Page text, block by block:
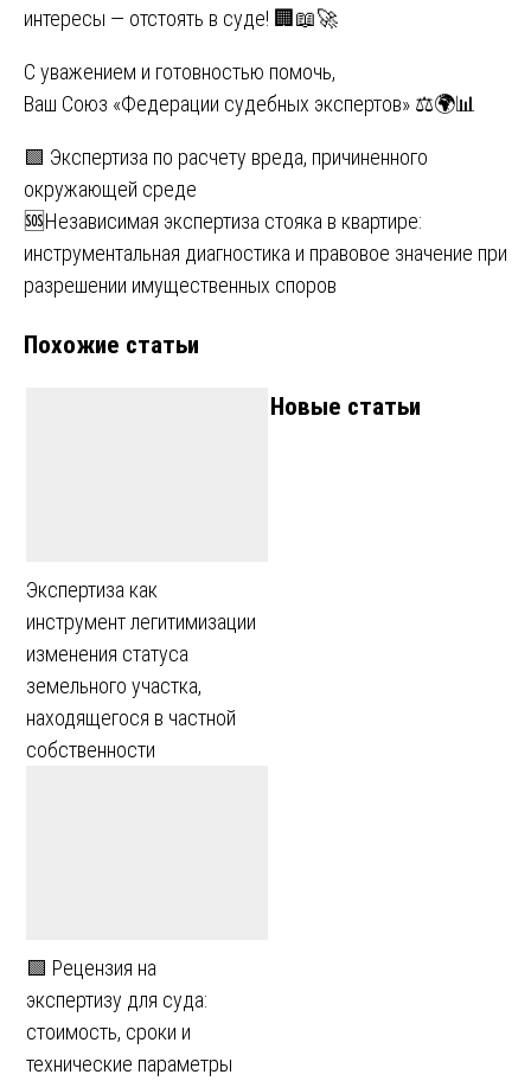
интересы — отстоять в суде! 🏢📖🚀
С уважением и готовностью помочь,
Ваш Союз «Федерации судебных экспертов» ⚖️🌍📊
Навигация
по
записям
🟩 Экспертиза по расчету вреда, причиненного
окружающей среде
🆘Независимая экспертиза стояка в квартире:
инструментальная диагностика и правовое значение при
разрешении имущественных споров
Похожие статьи
Экспертиза как
инструмент легитимизации
изменения статуса
земельного участка,
находящегося в частной
собственности
🟩 Рецензия на
экспертизу для суда:
стоимость, сроки и
технические параметры
Новые статьи